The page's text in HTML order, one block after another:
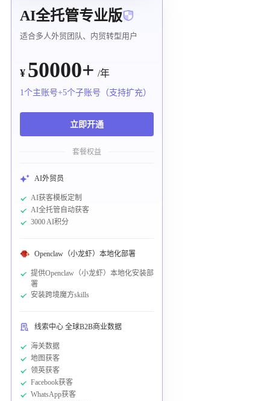
AI全托管专业版
适合多人外贸团队、内贸转型用户
¥ 50000+ /年
1个主账号+5个子账号（支持扩充）
立即开通
套餐权益
AI外贸员
AI获客模板定制
AI全托管自动获客
3000 AI积分
Openclaw（小龙虾）本地化部署
提供Openclaw（小龙虾）本地化安装部
署
安装跨境魔方skills
线索中心 全球B2B商业数据
海关数据
地图获客
领英获客
Facebook获客
WhatsApp获客